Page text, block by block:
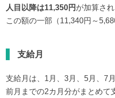
人目以降は11,350円 が加算さ
この額の一部（11,340円～
支給月
支給月は、1月、3月、5月、7
前月までの2カ月分がまとめて